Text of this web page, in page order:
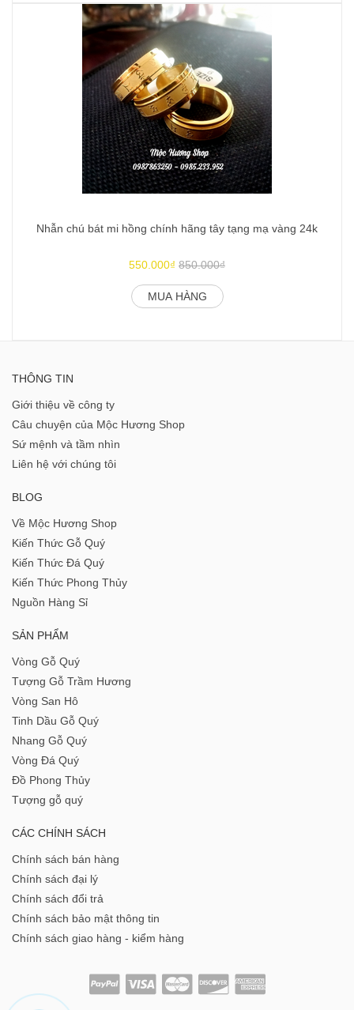
Nhẫn chú bát mi hồng chính hãng tây tạng mạ vàng 24k
550.000₫ 850.000₫
MUA HÀNG
THÔNG TIN
Giới thiệu về công ty
Câu chuyện của Mộc Hương Shop
Sứ mệnh và tầm nhìn
Liên hệ với chúng tôi
BLOG
Về Mộc Hương Shop
Kiến Thức Gỗ Quý
Kiến Thức Đá Quý
Kiến Thức Phong Thủy
Nguồn Hàng Sỉ
SẢN PHẨM
Vòng Gỗ Quý
Tượng Gỗ Trầm Hương
Vòng San Hô
Tinh Dầu Gỗ Quý
Nhang Gỗ Quý
Vòng Đá Quý
Đồ Phong Thủy
Tượng gỗ quý
CÁC CHÍNH SÁCH
Chính sách bán hàng
Chính sách đại lý
Chính sách đổi trả
Chính sách bảo mật thông tin
Chính sách giao hàng - kiểm hàng